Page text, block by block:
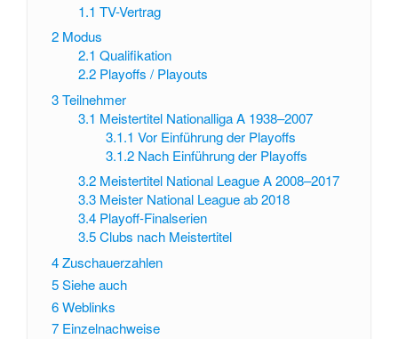
1.1 TV-Vertrag
2 Modus
2.1 Qualifikation
2.2 Playoffs / Playouts
3Teilnehmer
3.1 Meistertitel Nationalliga A 1938–2007
3.1.1 Vor Einführung der Playoffs
3.1.2 Nach Einführung der Playoffs
3.2 Meistertitel National League A 2008–2017
3.3 Meister National League ab 2018
3.4 Playoff-Finalserien
3.5 Clubs nach Meistertitel
4Zuschauerzahlen
5Siehe auch
6Weblinks
7 Einzelnachweise